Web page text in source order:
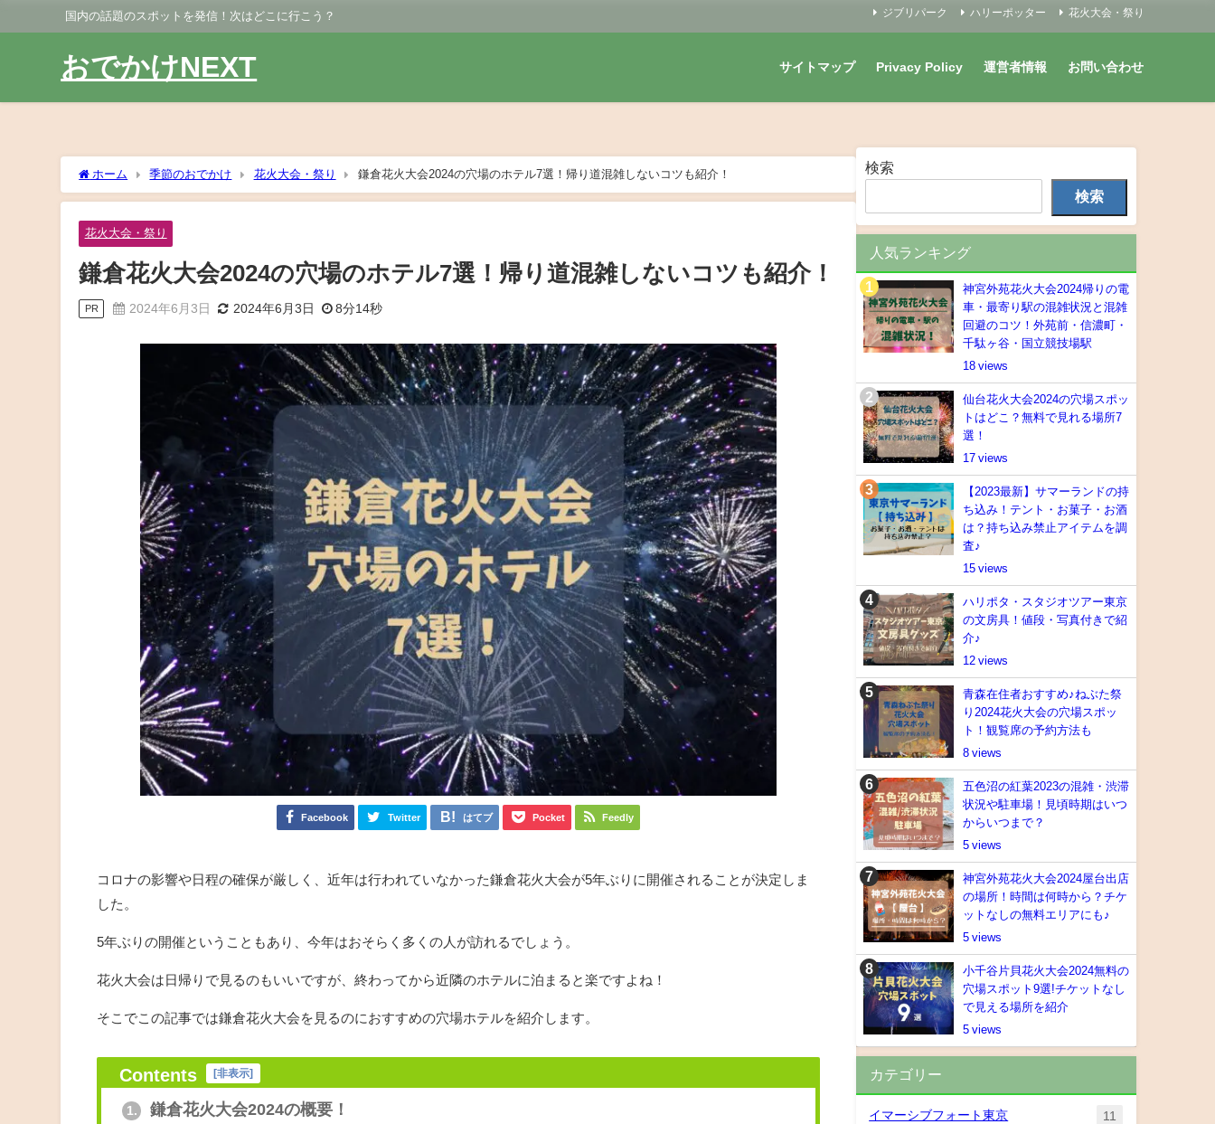
国内の話題のスポットを発信！次はどこに行こう？ ジブリパーク ハリーポッター 花火大会・祭り
おでかけNEXT サイトマップ Privacy Policy 運営者情報 お問い合わせ
ホーム 季節のおでかけ 花火大会・祭り 鎌倉花火大会2024の穴場のホテル7選！帰り道混雑しないコツも紹介！
花火大会・祭り
鎌倉花火大会2024の穴場のホテル7選！帰り道混雑しないコツも紹介！
PR 2024年6月3日 2024年6月3日 8分14秒
Facebook Twitter はてブ Pocket Feedly
コロナの影響や日程の確保が厳しく、近年は行われていなかった鎌倉花火大会が5年ぶりに開催されることが決定しま
した。
5年ぶりの開催ということもあり、今年はおそらく多くの人が訪れるでしょう。
花火大会は日帰りで見るのもいいですが、終わってから近隣のホテルに泊まると楽ですよね！
そこでこの記事では鎌倉花火大会を見るのにおすすめの穴場ホテルを紹介します。
Contents [非表示]
1. 鎌倉花火大会2024の概要！
検索
検索
人気ランキング
神宮外苑花火大会2024帰りの電
車・最寄り駅の混雑状況と混雑
回避のコツ！外苑前・信濃町・
千駄ヶ谷・国立競技場駅
18
仙台花火大会2024の穴場スポッ
トはどこ？無料で見れる場所7
選！
17
【2023最新】サマーランドの持
ち込み！テント・お菓子・お酒
は？持ち込み禁止アイテムを調
査♪
15
ハリポタ・スタジオツアー東京
の文房具！値段・写真付きで紹
介♪
12
青森在住者おすすめ♪ねぶた祭
り2024花火大会の穴場スポッ
ト！観覧席の予約方法も
8
五色沼の紅葉2023の混雑・渋滞
状況や駐車場！見頃時期はいつ
からいつまで？
5
神宮外苑花火大会2024屋台出店
の場所！時間は何時から？チケ
ットなしの無料エリアにも♪
5
小千谷片貝花火大会2024無料の
穴場スポット9選!チケットなし
で見える場所を紹介
5
カテゴリー
イマーシブフォート東京 11